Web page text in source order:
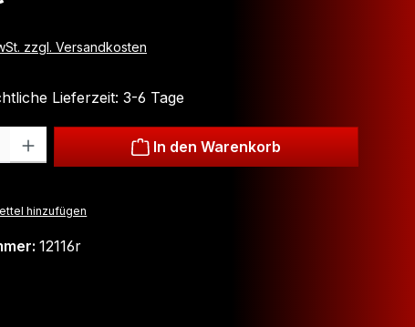
zzgl. Versandkosten
Lieferzeit: 3-6 Tage
Gib den gewünschten Wert ein oder benutze die Schaltflächen
In den Warenkorb
hinzufügen
12116r